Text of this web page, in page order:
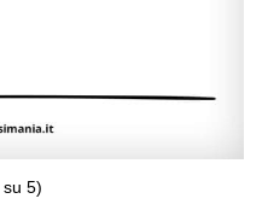
su 5)